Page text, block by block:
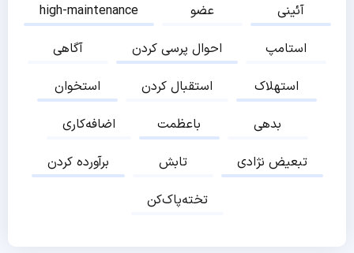
high-maintenance
عضو
آئینی
آگاهی
احوال پرسی کردن
استامپ
استخوان
استقبال کردن
استهلاک
اضافه‌کاری
باعظمت
بدهی
برآورده کردن
تابش
تبعیض نژادی
تخته‌پاک‌کن